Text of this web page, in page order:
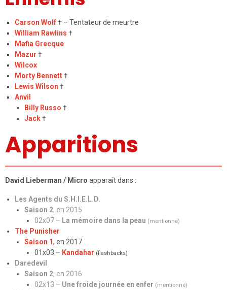
Carson Wolf† – Tentateur de meurtre
William Rawlins †
Mafia Grecque
Mazur †
Wilcox
Morty Bennett†
Lewis Wilson †
Anvil
Billy Russo †
Jack†
Apparitions
David Lieberman / Micro apparaît dans :
Les Agents du S.H.I.E.L.D.
Saison 2, en 2015
02x07 – La mémoire dans la peau (mentionné)
The Punisher
Saison 1, en 2017
01x03 – Kandahar (flashbacks)
Daredevil
Saison 2, en 2016
02x13 – Une froide journée en enfer (mentionné)